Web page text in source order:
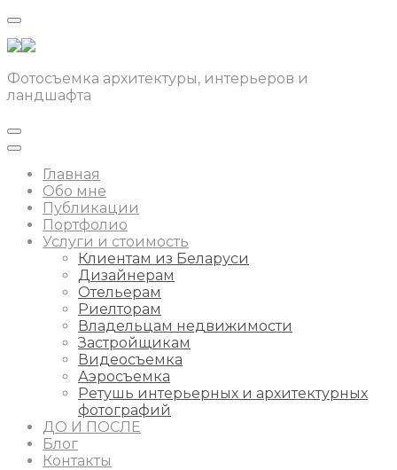
Фотосъемка архитектуры, интерьеров и
ландшафта
Главная
Обо мне
Публикации
Портфолио
Услуги и стоимость
Клиентам из Беларуси
Дизайнерам
Отельерам
Риелторам
Владельцам недвижимости
Застройщикам
Видеосъемка
Аэросъемка
Ретушь интерьерных и архитектурных
фотографий
ДО И ПОСЛЕ
Блог
Контакты